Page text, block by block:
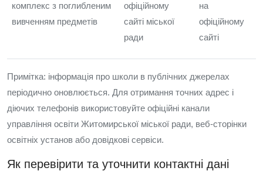
комплекс з поглибленим
вивченням предметів
офіційному
сайті міської
ради
на
офіційному
сайті
Примітка: інформація про школи в публічних джерелах
періодично оновлюється. Для отримання точних адрес і
діючих телефонів використовуйте офіційні канали
управління освіти Житомирської міської ради, веб‑сторінки
освітніх установ або довідкові сервіси.
Як перевірити та уточнити контактні дані